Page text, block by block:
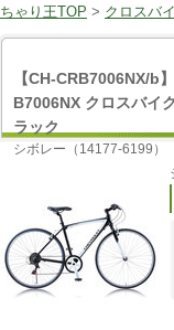
ちゃり王TOP > クロスバ
【CH-CRB7006NX/b
B7006NX クロスバイ
ラック
シボレー（14177-6199）